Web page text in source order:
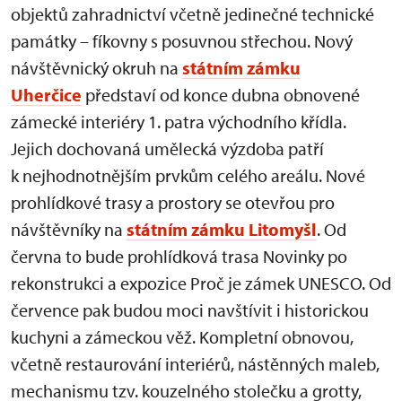
objektů zahradnictví včetně jedinečné technické
památky – fíkovny s posuvnou střechou. Nový
návštěvnický okruh na státním zámku
Uherčice představí od konce dubna obnovené
zámecké interiéry 1. patra východního křídla.
Jejich dochovaná umělecká výzdoba patří
k nejhodnotnějším prvkům celého areálu. Nové
prohlídkové trasy a prostory se otevřou pro
návštěvníky na státním zámku Litomyšl. Od
června to bude prohlídková trasa Novinky po
rekonstrukci a expozice Proč je zámek UNESCO. Od
července pak budou moci navštívit i historickou
kuchyni a zámeckou věž. Kompletní obnovou,
včetně restaurování interiérů, nástěnných maleb,
mechanismu tzv. kouzelného stolečku a grotty,